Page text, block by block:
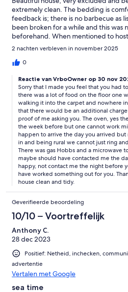
extremely clean. The bedding is
feedback is; there is no barbecue as
been broken for a while and this was
beforehand. When mentioned to
informed us, she was complaining
host expect you to vacuum/clean or
2 nachten verbleven in november 2025
0
Reactie van VrboOwner op 30 nov
Sorry that I made you feel that you had
there was a lot of food on the floor one
walking it into the carpet and nowhere
that there would be an additional
proof of me asking you. The oven, yes
the week before but one cannot work
happen to arrive the day you arrived
in and being rural we cannot just ring
There was gas Hobbs and a microwave
maybe should have contacted me the
happy, not contact me the night before
have worked something out for you.
house clean and tidy.
Geverifieerde beoordeling
10/10 – Voortreffelijk
Anthony C.
28 dec 2023
Positief: Netheid, inchecken,
advertentie
Vertalen met Google
sea time